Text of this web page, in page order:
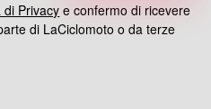
di Privacye confermo di ricevere
di LaCiclomoto o da terze